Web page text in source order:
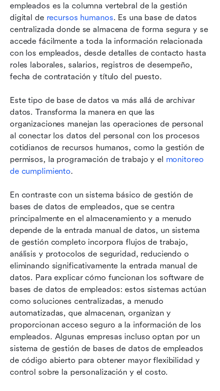
empleados es la columna vertebral de la gestión
digital de recursos humanos. Es una base de datos
centralizada donde se almacena de forma segura y se
accede fácilmente a toda la información relacionada
con los empleados, desde detalles de contacto hasta
roles laborales, salarios, registros de desempeño,
fecha de contratación y título del puesto.
Este tipo de base de datos va más allá de archivar
datos. Transforma la manera en que las
organizaciones manejan las operaciones de personal
al conectar los datos del personal con los procesos
cotidianos de recursos humanos, como la gestión de
permisos, la programación de trabajo y el monitoreo
de cumplimiento.
En contraste con un sistema básico de gestión de
bases de datos de empleados, que se centra
principalmente en el almacenamiento y a menudo
depende de la entrada manual de datos, un sistema
de gestión completo incorpora flujos de trabajo,
análisis y protocolos de seguridad, reduciendo o
eliminando significativamente la entrada manual de
datos. Para explicar cómo funcionan los software de
bases de datos de empleados: estos sistemas actúan
como soluciones centralizadas, a menudo
automatizadas, que almacenan, organizan y
proporcionan acceso seguro a la información de los
empleados. Algunas empresas incluso optan por un
sistema de gestión de bases de datos de empleados
de código abierto para obtener mayor flexibilidad y
control sobre la personalización y el costo.